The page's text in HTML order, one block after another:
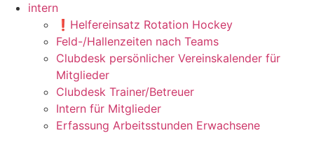
intern
❗️Helfereinsatz Rotation Hockey
Feld-/Hallenzeiten nach Teams
Clubdesk persönlicher Vereinskalender für
Mitglieder
Clubdesk Trainer/Betreuer
Intern für Mitglieder
Erfassung Arbeitsstunden Erwachsene